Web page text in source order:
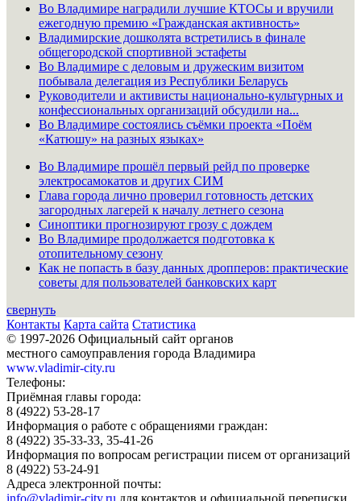
Во Владимире наградили лучшие КТОСы и вручили
ежегодную премию «Гражданская активность»
Владимирские дошколята встретились в финале
общегородской спортивной эстафеты
Во Владимире с деловым и дружеским визитом
побывала делегация из Республики Беларусь
Руководители и активисты национально-культурных и
конфессиональных организаций обсудили на...
Во Владимире состоялись съёмки проекта «Поём
«Катюшу» на разных языках»
Во Владимире прошёл первый рейд по проверке
электросамокатов и других СИМ
Глава города лично проверил готовность детских
загородных лагерей к началу летнего сезона
Синоптики прогнозируют грозу с дождем
Во Владимире продолжается подготовка к
отопительному сезону
Как не попасть в базу данных дропперов: практические
советы для пользователей банковских карт
свернуть
Контакты Карта сайта Статистика
© 1997-2026 Официальный сайт органов
местного самоуправления города Владимира
www.vladimir-city.ru
Телефоны:
Приёмная главы города:
8 (4922) 53-28-17
Информация о работе с обращениями граждан:
8 (4922) 35-33-33, 35-41-26
Информация по вопросам регистрации писем от организаций
8 (4922) 53-24-91
Адреса электронной почты:
info@vladimir-city.ru для контактов и официальной переписки